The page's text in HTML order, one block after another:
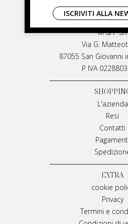
LIVIANA
M & P Srl
Via G.
87055 San Giovanni
P IVA
L'azienda
Resi
Contatti
EXTRA
cookie
Privacy
Termini e
ISCRIVITI ALLA